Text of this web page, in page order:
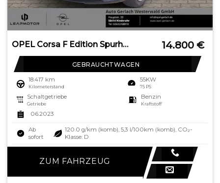
OPEL Corsa F Edition Spurhalteass. Fernlichtass. 14.800 €
GEBRAUCHTWAGEN
18.417 km
Kilometerstand
55KW
75 PS
Schaltgetriebe
Getriebe
Benzin
Kraftstoff
06.2023
Ab
sofort
120.0 g/km (komb), 5,3 l/100km (komb), CO₂-
Klasse: D
ZUM FAHRZEUG